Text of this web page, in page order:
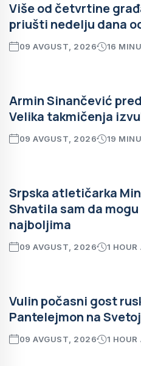
Više od četvrtine
priušti nedelju dana
09 AVGUST, 2026 16
Armin Sinančević
Velika takmičenja
09 AVGUST, 2026 19
Srpska atletičarka
Shvatila sam da
najboljima
09 AVGUST, 2026 1 HOUR
Vulin počasni gost
Pantelejmon na
09 AVGUST, 2026 1 HOUR